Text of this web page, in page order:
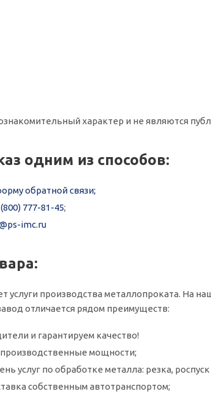
характер и не являются
одним из способов:
обратной связи;
777-81-45;
imc.ru
услуги производства металлопроката. На
отличается рядом преимуществ:
и гарантируем качество!
мощности;
услуг по обработке металла: резка, роспуск
собственным автотранспортом;